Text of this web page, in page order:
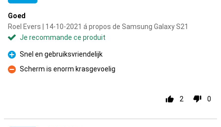
Goed
Roel Evers | 14-10-2021 á propos de Samsung Galaxy S21
Je recommande ce produit
Pour
Snel en gebruiksvriendelijk
Contre
Scherm is enorm krasgevoelig
2 0